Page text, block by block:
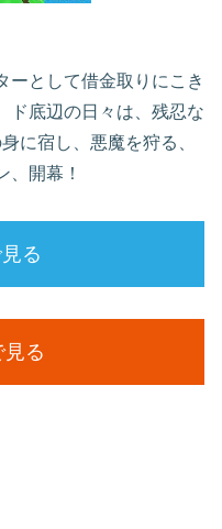
ーとして借金取りにこき
ド底辺の日々は、残忍な
に宿し、悪魔を狩る、
、開幕！
る
る